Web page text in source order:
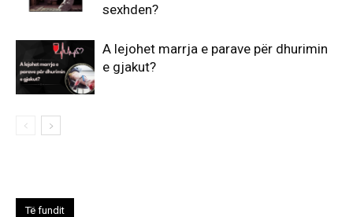
sexhden?
A lejohet marrja e parave për dhurimin
e gjakut?
Të fundit